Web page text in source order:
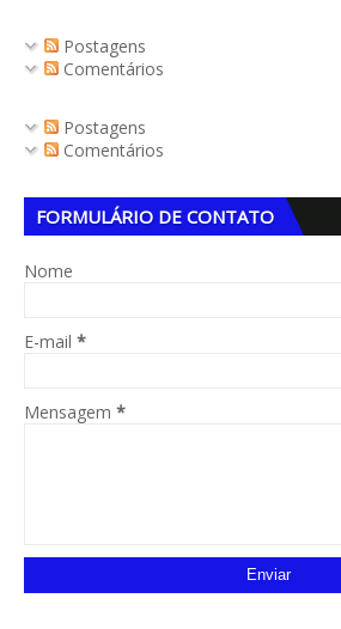
Postagens
Comentários
Postagens
Comentários
FORMULÁRIO DE CONTATO
Nome
E-mail *
Mensagem *